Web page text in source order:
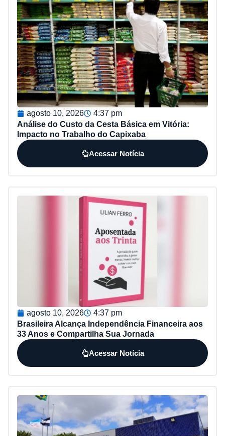
agosto 10, 2026
4:37 pm
Análise do Custo da Cesta Básica em Vitória:
Impacto no Trabalho do Capixaba
Acessar Notícia
agosto 10, 2026
4:37 pm
Brasileira Alcança Independência Financeira aos
33 Anos e Compartilha Sua Jornada
Acessar Notícia